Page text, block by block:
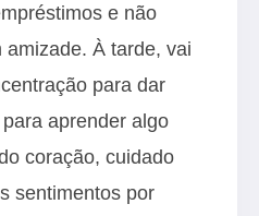
e não
À tarde, vai
para dar
aprender algo
coração, cuidado
sentimentos por